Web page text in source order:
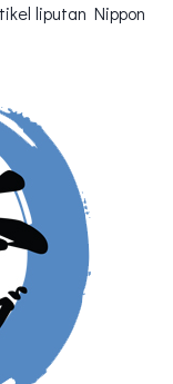
liputan Nippon